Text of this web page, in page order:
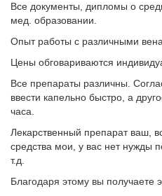
Все документы, дипломы о
мед. образовании.
Опыт работы с различными
Цены обговариваются
Все препараты различны.
ввести капельно быстро, а
часа.
Лекарственный препарат ваш,
средства мои, у вас нет нужды
т.д.
Благодаря этому вы получаете